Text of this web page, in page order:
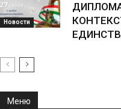
Новости
Меню